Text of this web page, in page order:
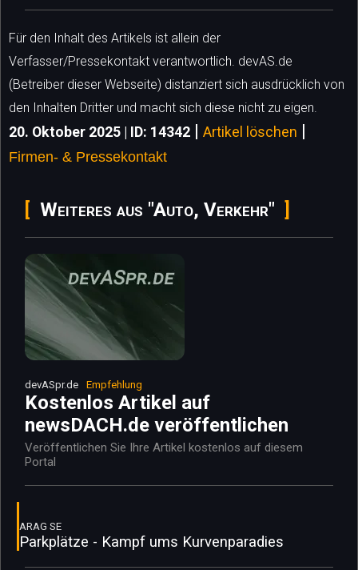
Für den Inhalt des Artikels ist allein der
Verfasser/Pressekontakt verantwortlich. devAS.de
(Betreiber dieser Webseite) distanziert sich ausdrücklich von
den Inhalten Dritter und macht sich diese nicht zu eigen.
20. Oktober 2025 | ID: 14342 | Artikel löschen |
Firmen- & Pressekontakt
Weiteres aus "Auto, Verkehr"
devASpr.de Empfehlung
Kostenlos Artikel auf
newsDACH.de veröffentlichen
Veröffentlichen Sie Ihre Artikel kostenlos auf diesem
Portal
ARAG SE
Parkplätze - Kampf ums Kurvenparadies